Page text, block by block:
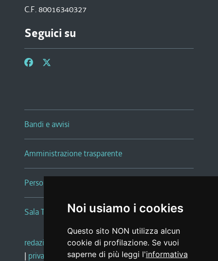
Noi usiamo i cookies
Questo sito NON utilizza alcun
cookie di profilazione. Se vuoi
saperne di più leggi l'informativa
C.F. 80016340327
Seguici su
Bandi e avvisi
Amministrazione trasparente
Persone e Uffici
Sala Tiziano Tessitori
redazione web |note legali |glossario
| privacy social media policy